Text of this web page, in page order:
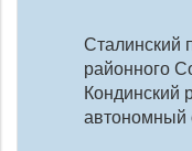
Сталинский
районного
Кондинский
автономный